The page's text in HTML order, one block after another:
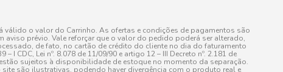
o valor do Carrinho. As ofertas e condições de pagamentos são
prévio. Vale reforçar que o valor do pedido poderá ser alterado,
de fato, no cartão de crédito do cliente no dia do faturamento
Lei nº. 8.078 de 11/09/90 e artigo 12 – III Decreto nº. 2.181 de
sujeitos à disponibilidade de estoque no momento da separação.
são ilustrativas, podendo haver divergência com o produto real e